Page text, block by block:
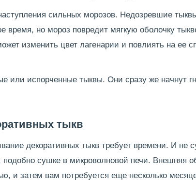
сильных морозов. Недозревшие
время, но мороз повредит мягкую оболочку
изменить цвет лагенарии и повлиять на ее
или испорченные тыквы. Они сразу же начнут
тыкв
декоративных тыкв требует времени. И не
подобно сушке в микроволновой печи. Внешняя
и затем вам потребуется еще несколько